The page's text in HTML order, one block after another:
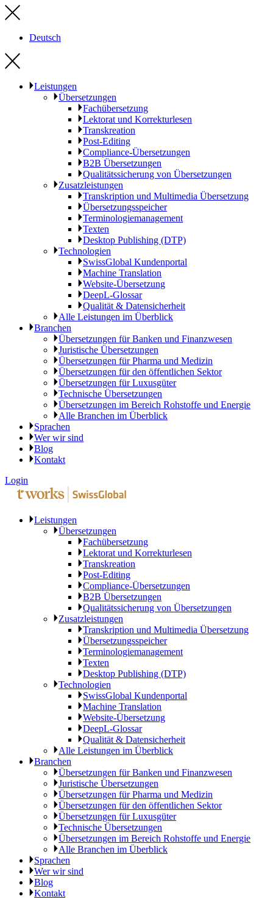
Deutsch
Leistungen
Übersetzungen
Fachübersetzung
Lektorat und Korrekturlesen
Transkreation
Post-Editing
Compliance-Übersetzungen
B2B Übersetzungen
Qualitätssicherung von Übersetzungen
Zusatzleistungen
Transkription und Multimedia Übersetzung
Übersetzungsspeicher
Terminologiemanagement
Texten
Desktop Publishing (DTP)
Technologien
SwissGlobal Kundenportal
Machine Translation
Website-Übersetzung
DeepL-Glossar
Qualität & Datensicherheit
Alle Leistungen im Überblick
Branchen
Übersetzungen für Banken und Finanzwesen
Juristische Übersetzungen
Übersetzungen für Pharma und Medizin
Übersetzungen für den öffentlichen Sektor
Übersetzungen für Luxusgüter
Technische Übersetzungen
Übersetzungen im Bereich Rohstoffe und Energie
Alle Branchen im Überblick
Sprachen
Wer wir sind
Blog
Kontakt
Login
Leistungen
Übersetzungen
Fachübersetzung
Lektorat und Korrekturlesen
Transkreation
Post-Editing
Compliance-Übersetzungen
B2B Übersetzungen
Qualitätssicherung von Übersetzungen
Zusatzleistungen
Transkription und Multimedia Übersetzung
Übersetzungsspeicher
Terminologiemanagement
Texten
Desktop Publishing (DTP)
Technologien
SwissGlobal Kundenportal
Machine Translation
Website-Übersetzung
DeepL-Glossar
Qualität & Datensicherheit
Alle Leistungen im Überblick
Branchen
Übersetzungen für Banken und Finanzwesen
Juristische Übersetzungen
Übersetzungen für Pharma und Medizin
Übersetzungen für den öffentlichen Sektor
Übersetzungen für Luxusgüter
Technische Übersetzungen
Übersetzungen im Bereich Rohstoffe und Energie
Alle Branchen im Überblick
Sprachen
Wer wir sind
Blog
Kontakt